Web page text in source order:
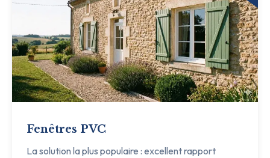
Fenêtres PVC
La solution la plus populaire : excellent rapport